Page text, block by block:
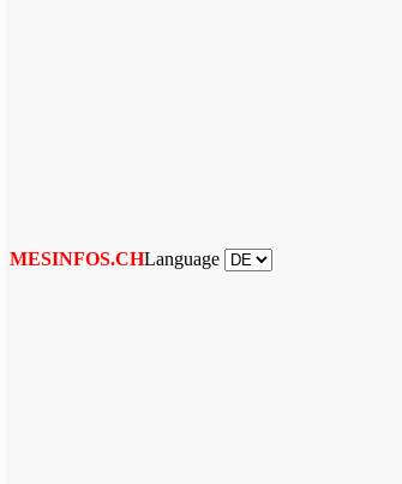
MESINFOS.CHLanguage